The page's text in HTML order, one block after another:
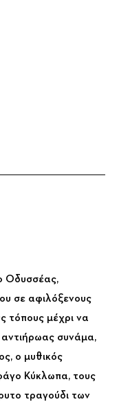
Οδυσσέας,
σε αφιλόξενους
τόπους μέχρι να
αντιήρωας συνάμα,
ο μυθικός
Κύκλωπα, τους
τραγούδι των